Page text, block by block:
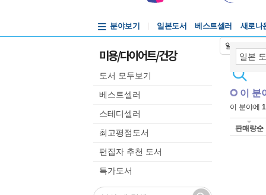
일본어입력
분야보기 일본도서 베스트셀러 새로나
미용/다이어트/건강
도서 모두보기
베스트셀러
스테디셀러
최고평점도서
편집자 추천 도서
특가도서
이 분
이 분야에
판매량순